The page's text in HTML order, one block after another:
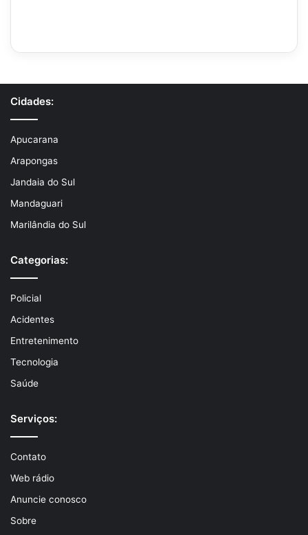
Cidades:
Apucarana
Arapongas
Jandaia do Sul
Mandaguari
Marilândia do Sul
Categorias:
Policial
Acidentes
Entretenimento
Tecnologia
Saúde
Serviços:
Contato
Web rádio
Anuncie conosco
Sobre